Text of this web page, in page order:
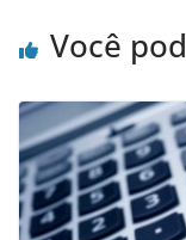
Você